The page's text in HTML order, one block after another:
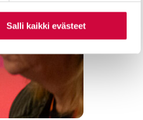
Salli kaikki evästeet